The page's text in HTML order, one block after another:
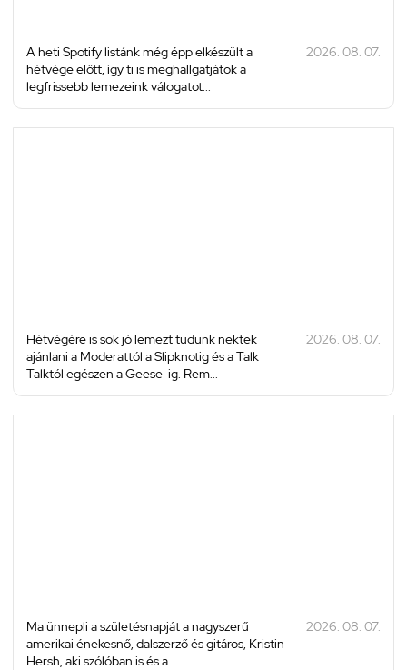
A heti Spotify listánk még épp elkészült a
hétvége előtt, így ti is meghallgatjátok a
legfrissebb lemezeink válogatot...
2026. 08. 07.
Hétvégére is sok jó lemezt tudunk nektek
ajánlani a Moderattól a Slipknotig és a Talk
Talktól egészen a Geese-ig. Rem...
2026. 08. 07.
Ma ünnepli a születésnapját a nagyszerű
amerikai énekesnő, dalszerző és gitáros, Kristin
Hersh, aki szólóban is és a ...
2026. 08. 07.